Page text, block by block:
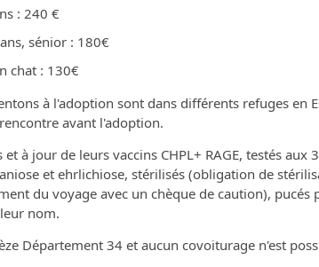
: 240 €
sénior : 180€
chat : 130€
à l'adoption sont dans différents refuges en
avant l'adoption.
et à jour de leurs vaccins CHPL+ RAGE, testés
et ehrlichiose, stérilisés (obligation de
du voyage avec un chèque de caution),
nom.
Département 34 et aucun covoiturage n'est